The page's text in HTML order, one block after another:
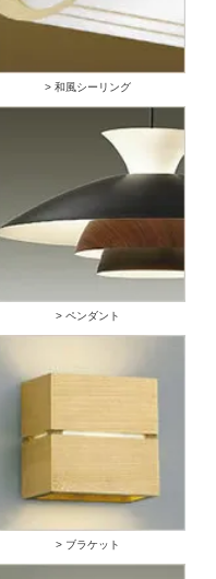
> 和風シーリング
> ペンダント
> ブラケット